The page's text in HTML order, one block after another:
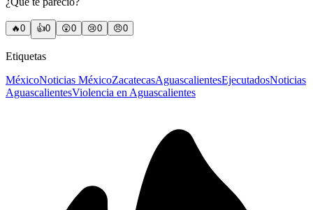
🔥0 👍0 😲0 😢0 😠0
Etiquetas
MéxicoNoticias MéxicoZacatecasAguascalientesEjecutadosNoticias
AguascalientesViolencia en Aguascalientes